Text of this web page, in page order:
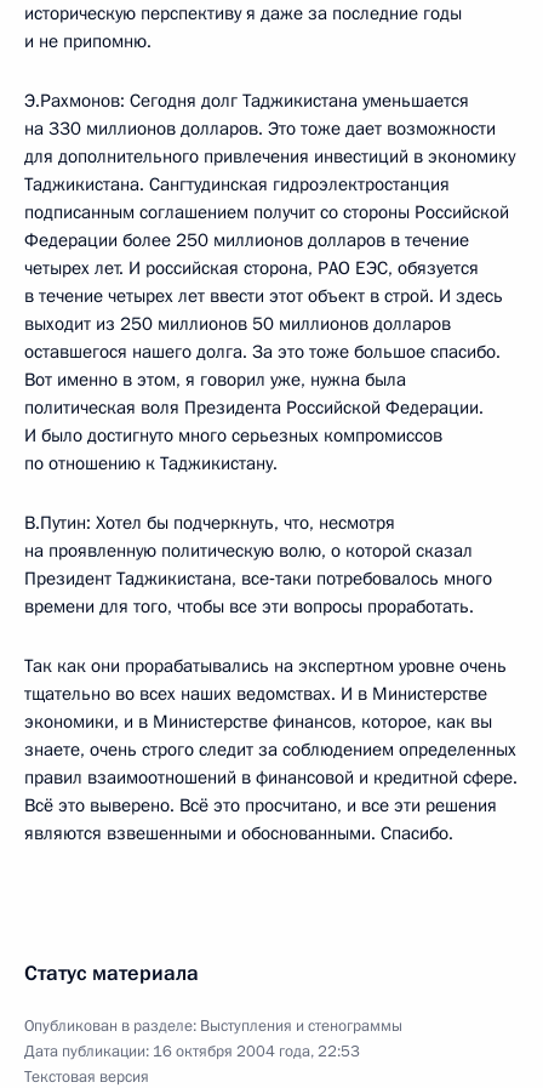
историческую перспективу я даже за последние годы
и не припомню.
Э.Рахмонов: Сегодня долг Таджикистана уменьшается
на 330 миллионов долларов. Это тоже дает возможности
для дополнительного привлечения инвестиций в экономику
Таджикистана. Сангтудинская гидроэлектростанция
подписанным соглашением получит со стороны Российской
Федерации более 250 миллионов долларов в течение
четырех лет. И российская сторона, РАО ЕЭС, обязуется
в течение четырех лет ввести этот объект в строй. И здесь
выходит из 250 миллионов 50 миллионов долларов
оставшегося нашего долга. За это тоже большое спасибо.
Вот именно в этом, я говорил уже, нужна была
политическая воля Президента Российской Федерации.
И было достигнуто много серьезных компромиссов
по отношению к Таджикистану.
В.Путин: Хотел бы подчеркнуть, что, несмотря
на проявленную политическую волю, о которой сказал
Президент Таджикистана, все‑таки потребовалось много
времени для того, чтобы все эти вопросы проработать.
Так как они прорабатывались на экспертном уровне очень
тщательно во всех наших ведомствах. И в Министерстве
экономики, и в Министерстве финансов, которое, как вы
знаете, очень строго следит за соблюдением определенных
правил взаимоотношений в финансовой и кредитной сфере.
Всё это выверено. Всё это просчитано, и все эти решения
являются взвешенными и обоснованными. Спасибо.
Статус материала
Опубликован в разделе: Выступления и стенограммы
Дата публикации: 16 октября 2004 года, 22:53
Текстовая версия